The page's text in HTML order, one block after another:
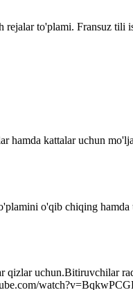
to'plami. Fransuz tili
kattalar uchun
o'qib chiqing
qizlar uchun.Bitiruvchilar